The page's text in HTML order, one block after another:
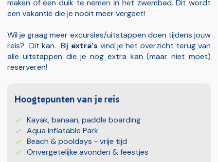
maken of een duik te nemen in het zwembad. Dit wordt
een vakantie die je nooit meer vergeet!
Wil je graag meer excursies/uitstappen doen tijdens jouw
reis? Dit kan. Bij extra's vind je het overzicht terug van
alle uitstappen die je nog extra kan (maar niet moet)
reserveren!
Hoogtepunten van je reis
Kayak, banaan, paddle boarding
Aqua inflatable Park
Beach & pooldays - vrije tijd
Onvergetelijke avonden & feestjes